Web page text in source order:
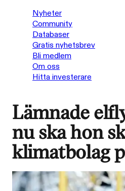
Nyheter
Community
Databaser
Gratis nyhetsbrev
Bli medlem
Om oss
Hitta investerare
Lämnade
nu ska hon
klimatbolag